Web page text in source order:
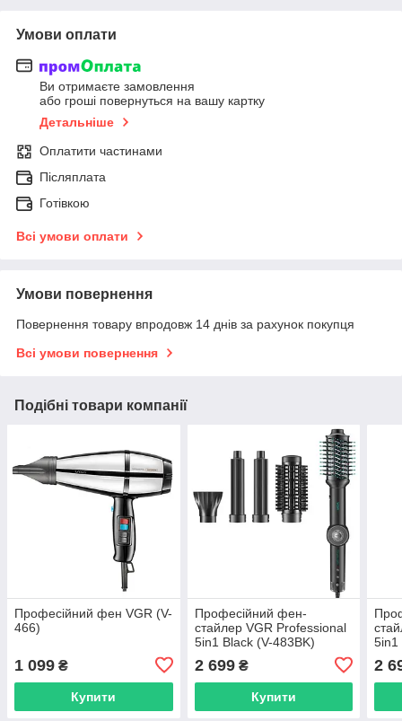
Умови оплати
Ви отримаєте замовлення
або гроші повернуться на вашу картку
Детальніше
Оплатити частинами
Післяплата
Готівкою
Всі умови оплати
Умови повернення
Повернення товару впродовж 14 днів за рахунок покупця
Всі умови повернення
Подібні товари компанії
Професійний фен VGR (V-
466)
1 099 ₴
Купити
Професійний фен-
стайлер VGR Professional
5in1 Black (V-483BK)
2 699₴
Купити
5in1
2